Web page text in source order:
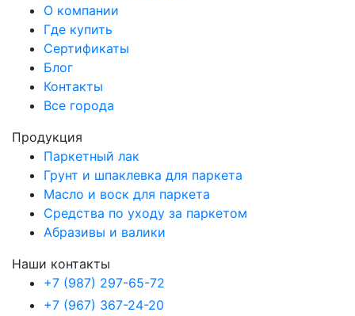
О компании
Где купить
Сертификаты
Блог
Контакты
Все города
Продукция
Паркетный лак
Грунт и шпаклевка для паркета
Масло и воск для паркета
Средства по уходу за паркетом
Абразивы и валики
Наши контакты
+7 (987) 297-65-72
+7 (967) 367-24-20